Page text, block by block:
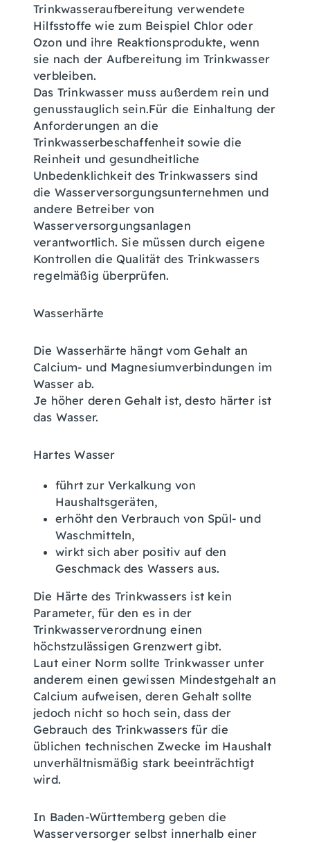
Trinkwasseraufbereitung verwendete
Hilfsstoffe wie zum Beispiel Chlor oder
Ozon und ihre Reaktionsprodukte, wenn
sie nach der Aufbereitung im Trinkwasser
verbleiben.
Das Trinkwasser muss außerdem rein und
genusstauglich sein.Für die Einhaltung der
Anforderungen an die
Trinkwasserbeschaffenheit sowie die
Reinheit und gesundheitliche
Unbedenklichkeit des Trinkwassers sind
die Wasserversorgungsunternehmen und
andere Betreiber von
Wasserversorgungsanlagen
verantwortlich. Sie müssen durch eigene
Kontrollen die Qualität des Trinkwassers
regelmäßig überprüfen.
Wasserhärte
Die Wasserhärte hängt vom Gehalt an
Calcium- und Magnesiumverbindungen im
Wasser ab.
Je höher deren Gehalt ist, desto härter ist
das Wasser.
Hartes Wasser
führt zur Verkalkung von
Haushaltsgeräten,
erhöht den Verbrauch von Spül- und
Waschmitteln,
wirkt sich aber positiv auf den
Geschmack des Wassers aus.
Die Härte des Trinkwassers ist kein
Parameter, für den es in der
Trinkwasserverordnung einen
höchstzulässigen Grenzwert gibt.
Laut einer Norm sollte Trinkwasser unter
anderem einen gewissen Mindestgehalt an
Calcium aufweisen, deren Gehalt sollte
jedoch nicht so hoch sein, dass der
Gebrauch des Trinkwassers für die
üblichen technischen Zwecke im Haushalt
unverhältnismäßig stark beeinträchtigt
wird.
In Baden-Württemberg geben die
Wasserversorger selbst innerhalb einer